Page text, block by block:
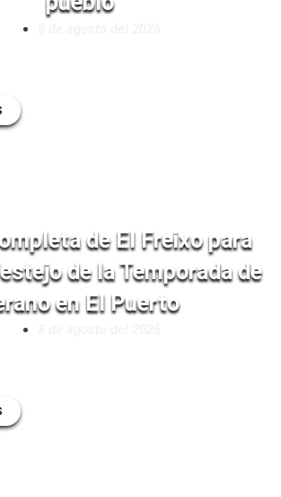
de El Freixo para
de la Temporada de
en El Puerto